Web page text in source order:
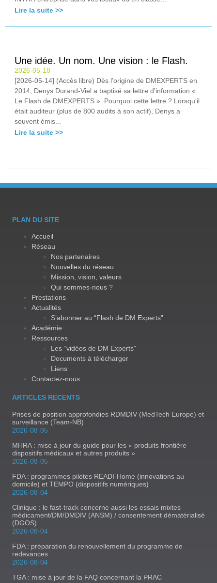
Lire la suite >>
Une idée. Un nom. Une vision : le Flash.
2026-05-18
[2026-05-14] (Accès libre) Dès l’origine de DMEXPERTS en
2014, Denys Durand-Viel a baptisé sa lettre d’information «
Le Flash de DMEXPERTS ». Pourquoi cette lettre ? Lorsqu’il
était auditeur (plus de 800 audits à son actif), Denys a
souvent émis...
Lire la suite >>
PLAN DU SITE
Accueil
Réseau
Nos partenaires
Nouvelles du réseau
Mission, vision, valeurs
Qui sommes-nous ?
Prestations
Actualités
S’abonner au “Flash de DM Experts”
Académie
Ressources
Les “vidéos de DM Experts”
Documents à télécharger
Liens
Contactez-nous
ARTICLES RECENTS
Prises de position approfondies RDMDIV (MedTech Europe) et
surveillance (Team-NB)
2026-08-05
MHRA : mise à jour du guide pour les « produits frontière –
dispositifs médicaux et autres produits »
2026-08-05
FDA : programmes pilotes READI-Home (innovations au
domicile) et TEMPO (dispositifs numériques)
2026-08-04
Clinique : le fast-track concerne aussi les essais mixtes
médicament/DM/DMDIV (ANSM) / consentement dématérialisé
(DGOS)
2026-08-04
FDA : préparation du renouvellement du programme de
redevances
2026-08-04
TGA : mise à jour de la FAQ concernant la PRAC